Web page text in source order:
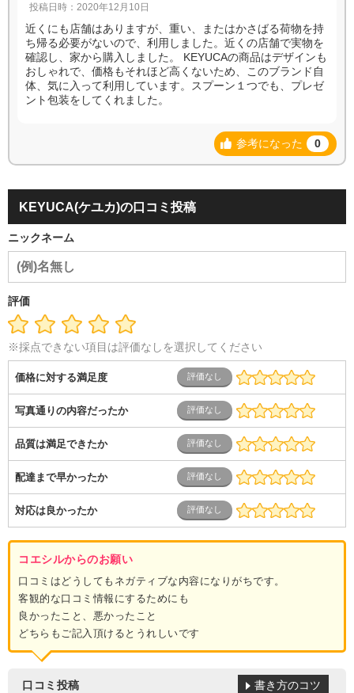
投稿日時：2020年12月10日
近くにも店舗はありますが、重い、またはかさばる荷物を持
ち帰る必要がないので、利用しました。近くの店舗で実物を
確認し、家から購入しました。 KEYUCAの商品はデザインも
おしゃれで、価格もそれほど高くないため、このブランド自
体、気に入って利用しています。スプーン１つでも、プレゼ
ント包装をしてくれました。
参考になった 0
KEYUCA(ケユカ)の口コミ投稿
ニックネーム
評価
※採点できない項目は評価なしを選択してください
価格に対する満足度
写真通りの内容だったか
品質は満足できたか
配達まで早かったか
対応は良かったか
コエシルからのお願い
口コミはどうしてもネガティブな内容になりがちです。
客観的な口コミ情報にするためにも
良かったこと、悪かったこと
どちらもご記入頂けるとうれしいです
口コミ投稿 書き方のコツ